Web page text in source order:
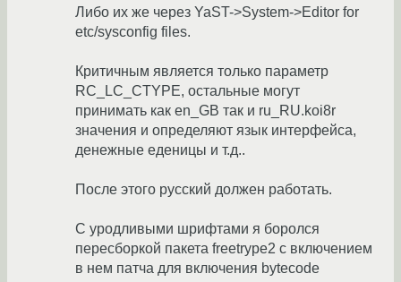
Либо их же через YaST->System->Editor for
etc/sysconfig files.
Критичным является только параметр
RC_LC_CTYPE, остальные могут
принимать как en_GB так и ru_RU.koi8r
значения и определяют язык интерфейса,
денежные еденицы и т.д..
После этого русский должен работать.
С уродливыми шрифтами я боролся
пересборкой пакета freetrype2 с включением
в нем патча для включения bytecode